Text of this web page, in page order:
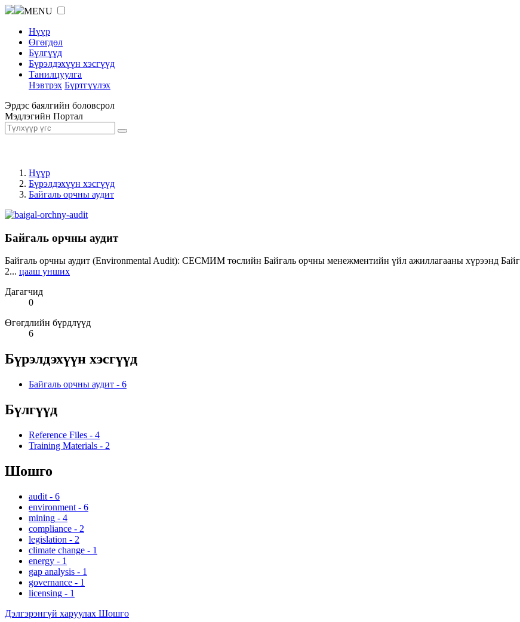
MENU
Нүүр
Өгөгдөл
Бүлгүүд
Бүрэлдэхүүн хэсгүүд
Танилцуулга
Нэвтрэх Бүртгүүлэх
Эрдэс баялгийн боловсрол
Мэдлэгийн Портал
Нүүр
Бүрэлдэхүүн хэсгүүд
Байгаль орчны аудит
Байгаль орчны аудит
Байгаль орчны аудит (Environmental Audit): СЕСМИМ төслийн Байгаль орчны менежментийн үйл ажиллагааны хүрээнд
2... цааш унших
Дагагчид
0
Өгөгдлийн бүрдлүүд
6
Бүрэлдэхүүн хэсгүүд
Байгаль орчны аудит - 6
Бүлгүүд
Reference Files - 4
Training Materials - 2
Шошго
audit - 6
environment - 6
mining - 4
compliance - 2
legislation - 2
climate change - 1
energy - 1
gap analysis - 1
governance - 1
licensing - 1
Дэлгэрэнгүй харуулах Шошго